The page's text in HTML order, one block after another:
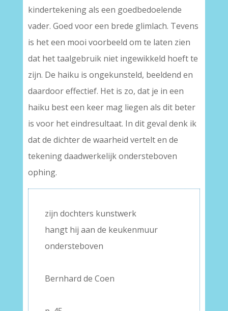
kindertekening als een goedbedoelende
vader. Goed voor een brede glimlach. Tevens
is het een mooi voorbeeld om te laten zien
dat het taalgebruik niet ingewikkeld hoeft te
zijn. De haiku is ongekunsteld, beeldend en
daardoor effectief. Het is zo, dat je in een
haiku best een keer mag liegen als dit beter
is voor het eindresultaat. In dit geval denk ik
dat de dichter de waarheid vertelt en de
tekening daadwerkelijk ondersteboven
ophing.
zijn dochters kunstwerk
hangt hij aan de keukenmuur
ondersteboven
Bernhard de Coen